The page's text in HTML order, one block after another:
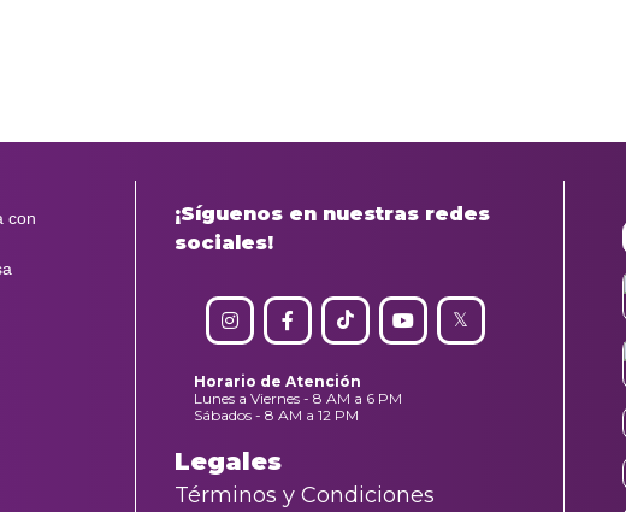
¡Síguenos en nuestras redes
sociales!
Horario de Atención
Lunes a Viernes - 8 AM a 6 PM
Sábados - 8 AM a 12 PM
Legales
Términos y Condiciones